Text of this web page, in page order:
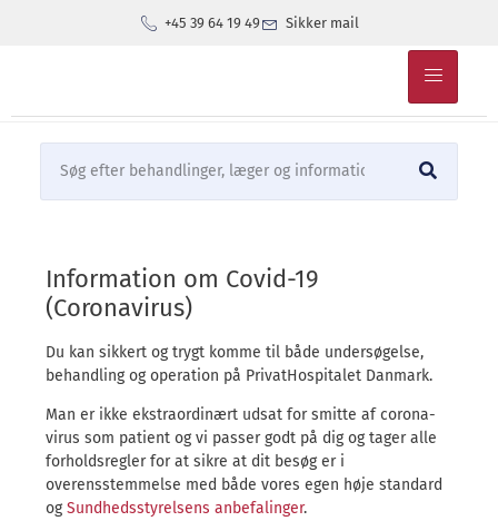
+45 39 64 19 49 Sikker mail
Information om Covid-19
(Coronavirus)
Du kan sikkert og trygt komme til både undersøgelse,
behandling og operation på PrivatHospitalet Danmark.
Man er ikke ekstraordinært udsat for smitte af corona-
virus som patient og vi passer godt på dig og tager alle
forholdsregler for at sikre at dit besøg er i
overensstemmelse med både vores egen høje standard
ogSundhedsstyrelsens anbefalinger.